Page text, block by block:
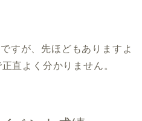
すが、先ほどもありますよ
直よく分かりません。